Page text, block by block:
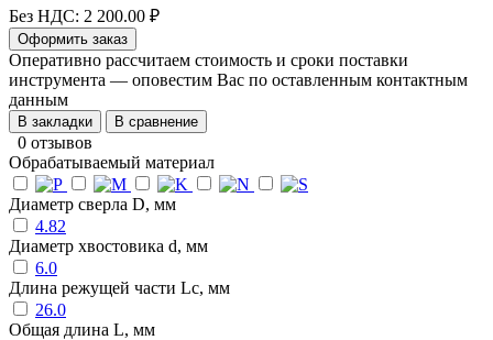
Без НДС: 2 200.00 ₽
Оформить заказ
Оперативно рассчитаем стоимость и сроки поставки
инструмента — оповестим Вас по оставленным контактным
данным
В закладки В сравнение
0 отзывов
Обрабатываемый материал
Диаметр сверла D, мм
4.82
Диаметр хвостовика d, мм
6.0
Длина режущей части Lc, мм
26.0
Общая длина L, мм